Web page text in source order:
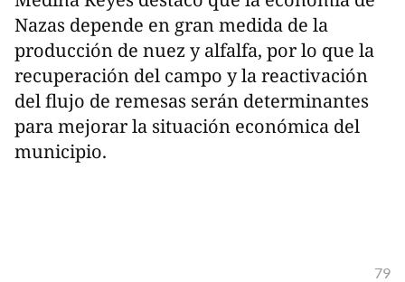
Nazas depende en gran medida de la
producción de nuez y alfalfa, por lo que la
recuperación del campo y la reactivación
del flujo de remesas serán determinantes
para mejorar la situación económica del
municipio.
79